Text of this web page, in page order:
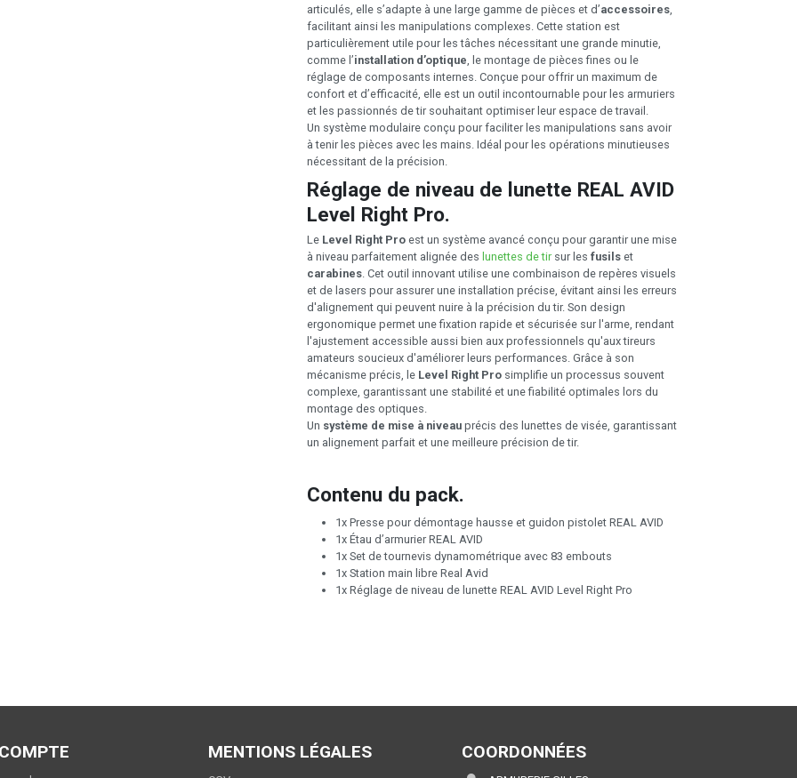
articulés, elle s’adapte à une large gamme de pièces et d’accessoires
facilitant ainsi les manipulations complexes. Cette station est
particulièrement utile pour les tâches nécessitant une grande minutie,
comme l’installation d’optique , le montage de pièces fines ou le
réglage de composants internes. Conçue pour offrir un maximum de
confort et d’efficacité, elle est un outil incontournable pour les armuriers
et les passionnés de tir souhaitant optimiser leur espace de travail.
Un système modulaire conçu pour faciliter les manipulations sans avoir
à tenir les pièces avec les mains. Idéal pour les opérations minutieuses
nécessitant de la précision.
Réglage de niveau de lunette REAL AVID
Level Right Pro.
Le Level Right Pro est un système avancé conçu pour garantir une mise
à niveau parfaitement alignée des lunettes de tir sur les fusils et
carabines . Cet outil innovant utilise une combinaison de repères visuels
et de lasers pour assurer une installation précise, évitant ainsi les erreurs
d'alignement qui peuvent nuire à la précision du tir. Son design
ergonomique permet une fixation rapide et sécurisée sur l'arme, rendant
l'ajustement accessible aussi bien aux professionnels qu'aux tireurs
amateurs soucieux d'améliorer leurs performances. Grâce à son
mécanisme précis, le Level Right Pro simplifie un processus souvent
complexe, garantissant une stabilité et une fiabilité optimales lors du
montage des optiques.
Un système de mise à niveau précis des lunettes de visée, garantissant
un alignement parfait et une meilleure précision de tir.
Contenu du pack.
1x Presse pour démontage hausse et guidon pistolet REAL AVID
1x Étau d’armurier REAL AVID
1x Set de tournevis dynamométrique avec 83 embouts
1x Station main libre Real Avid
1x Réglage de niveau de lunette REAL AVID Level Right Pro
MENTIONS LÉGALES COORDONNÉES